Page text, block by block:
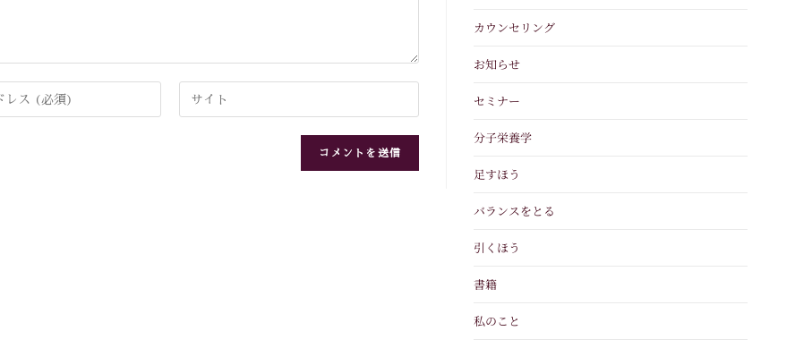
カウンセリング
お知らせ
セミナー
分子栄養学
足すほう
バランスをとる
引くほう
書籍
私のこと